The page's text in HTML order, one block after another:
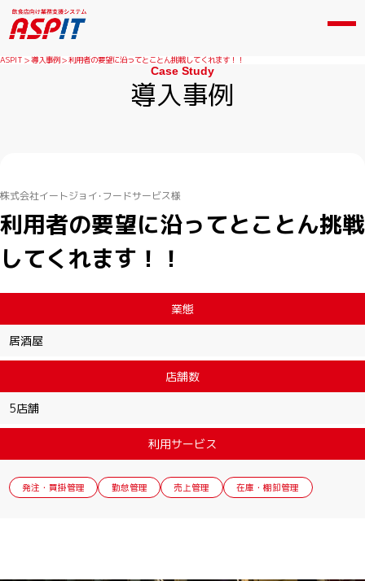
ASPIT 導入事例 利用者の要望に沿ってとことん挑戦してくれます！！
Case Study
導入事例
株式会社イートジョイ･フードサービス様
利用者の要望に沿ってとことん挑戦
してくれます！！
業態
居酒屋
店舗数
5店舗
利用サービス
発注・買掛管理 勤怠管理 売上管理 在庫・棚卸管理